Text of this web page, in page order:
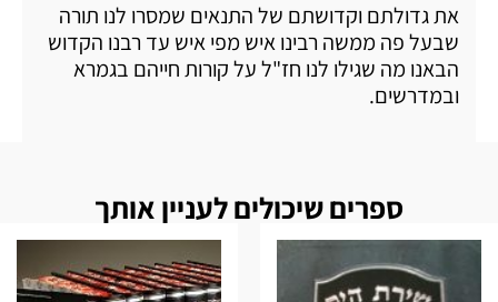
את גדולתם וקדושתם של התנאים שמסרו לנו תורה
שבעל פה ממשה רבינו איש מפי איש עד רבנו הקדוש
הבאנו מה שגילו לנו חז"ל על קורות חייהם בגמרא
ובמדרשים.
ספרים שיכולים לעניין אותך